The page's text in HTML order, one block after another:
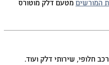
מטעם דלק מוטורס
חלופי, שירותי דלק ועוד.